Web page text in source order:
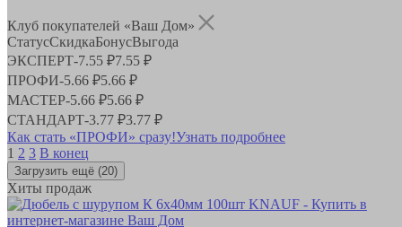
Клуб покупателей «Ваш Дом»
СтатусСкидкаБонусВыгода
ЭКСПЕРТ-7.55 ₽7.55 ₽
ПРОФИ-5.66 ₽5.66 ₽
МАСТЕР-5.66 ₽5.66 ₽
СТАНДАРТ-3.77 ₽3.77 ₽
Как стать «ПРОФИ» сразу!Узнать подробнее
1 2 3 В конец
Загрузить ещё (20)
Хиты продаж